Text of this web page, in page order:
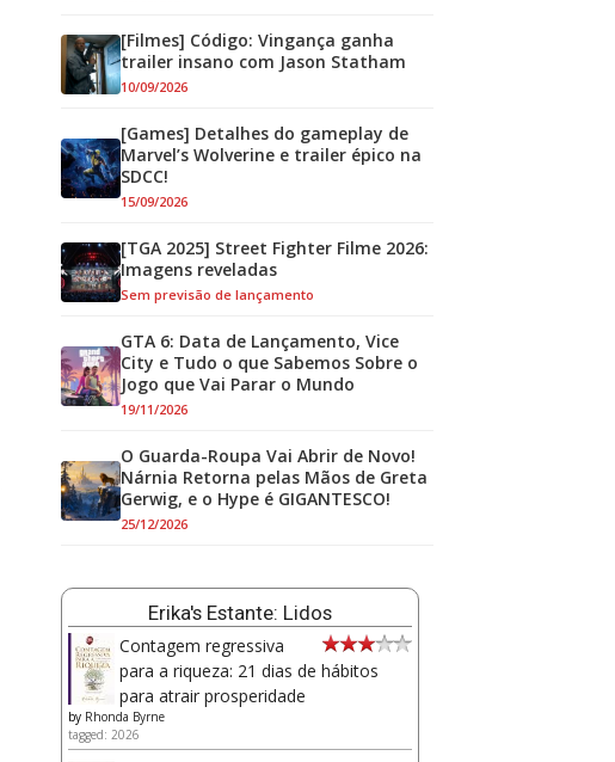
[Filmes] Código: Vingança ganha
trailer insano com Jason Statham
10/09/2026
[Games] Detalhes do gameplay de
Marvel’s Wolverine e trailer épico na
SDCC!
15/09/2026
[TGA 2025] Street Fighter Filme 2026:
Imagens reveladas
Sem previsão de lançamento
GTA 6: Data de Lançamento, Vice
City e Tudo o que Sabemos Sobre o
Jogo que Vai Parar o Mundo
19/11/2026
O Guarda-Roupa Vai Abrir de Novo!
Nárnia Retorna pelas Mãos de Greta
Gerwig, e o Hype é GIGANTESCO!
25/12/2026
Erika's Estante: Lidos
Contagem regressiva
para a riqueza: 21 dias de hábitos
para atrair prosperidade
by Rhonda Byrne
tagged: 2026